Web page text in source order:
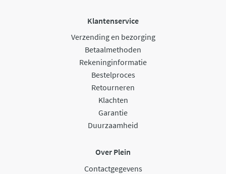
Klantenservice
Verzending en bezorging
Betaalmethoden
Rekeninginformatie
Bestelproces
Retourneren
Klachten
Garantie
Duurzaamheid
Over Plein
Contactgegevens